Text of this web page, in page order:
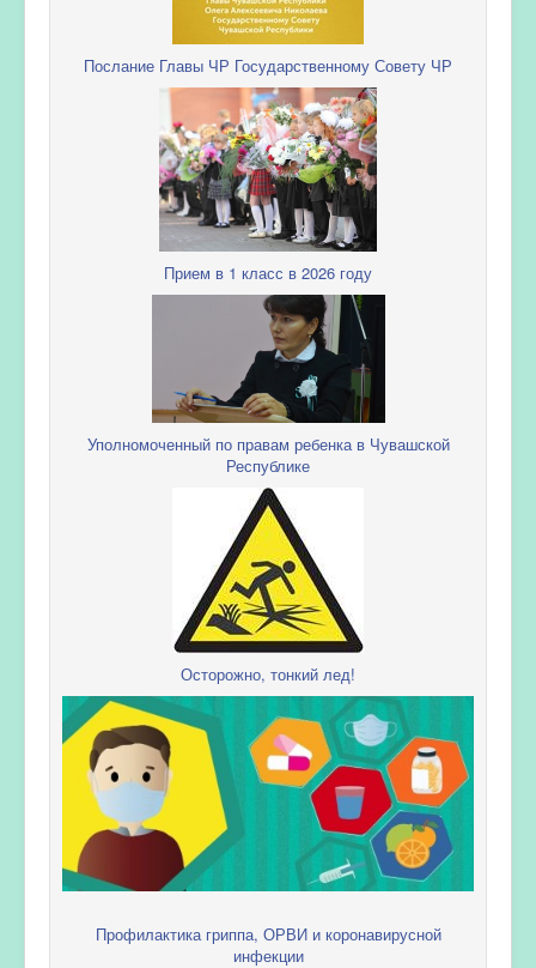
Послание Главы ЧР Государственному Совету ЧР
Прием в 1 класс в 2026 году
Уполномоченный по правам ребенка в Чувашской
Республике
Осторожно, тонкий лед!
Профилактика гриппа, ОРВИ и коронавирусной
инфекции